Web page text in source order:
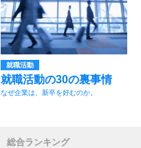
就職活動
就職活動の30の裏事情
なぜ企業は、新卒を好むのか。
総合ランキング